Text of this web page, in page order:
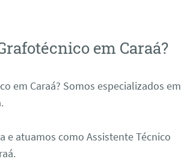
em Caraá?
em Caraá? Somos especializados em
e atuamos como Assistente Técnico